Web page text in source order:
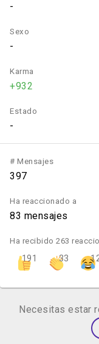
-
Sexo
-
Karma
+932
Estado
-
# Mensajes
397
Ha reaccionado a
83 mensajes
Ha recibido 263
191 33
Necesitas estar